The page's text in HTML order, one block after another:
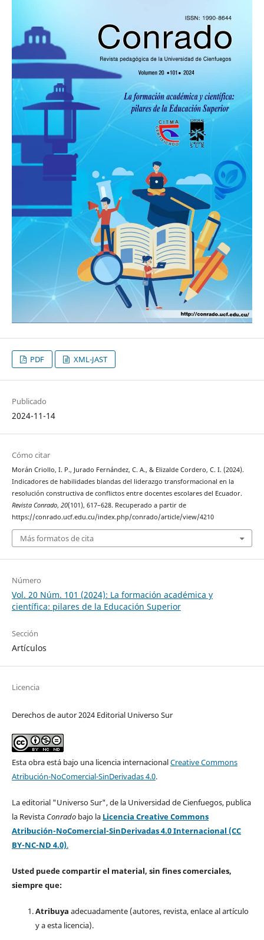
PDF XML-JAST
Publicado
2024-11-14
Cómo citar
Morán Criollo, I. P., Jurado Fernández, C. A., & Elizalde Cordero, C. I. (2024).
Indicadores de habilidades blandas del liderazgo transformacional en la
resolución constructiva de conflictos entre docentes escolares del Ecuador.
Revista Conrado, 20(101), 617–628. Recuperado a partir de
https://conrado.ucf.edu.cu/index.php/conrado/article/view/4210
Más formatos de cita
Número
Vol. 20 Núm. 101 (2024): La formación académica y
científica: pilares de la Educación Superior
Sección
Artículos
Licencia
Derechos de autor 2024 Editorial Universo Sur
Esta obra está bajo una licencia internacionalCreative Commons
Atribución-NoComercial-SinDerivadas 4.0.
La editorial "Universo Sur", de la Universidad de Cienfuegos, publica
la Revista Conradobajo la Licencia Creative Commons
Atribución-NoComercial-SinDerivadas 4.0 Internacional (CC
BY-NC-ND 4.0).
Usted puede compartir el material, sin fines comerciales,
siempre que:
Atribuya adecuadamente (autores, revista, enlace al artículo
y a esta licencia).